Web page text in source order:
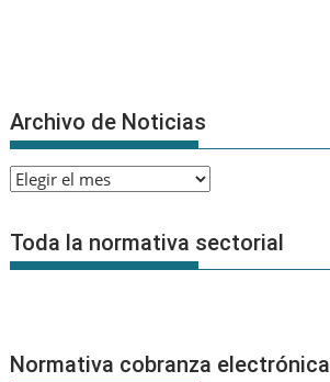
Archivo de Noticias
Archivo
Noticias
Toda la normativa sectorial
Normativa cobranza electrónica